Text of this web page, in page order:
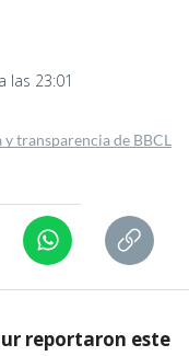
las 23:01
y transparencia de BBCL
reportaron este